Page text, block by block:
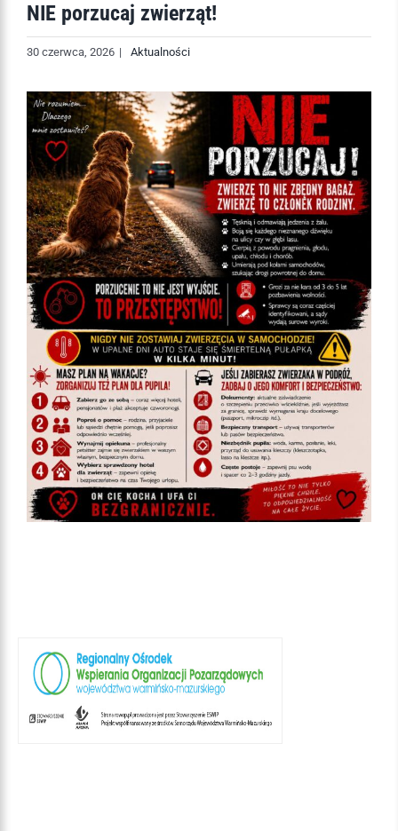
NIE porzucaj zwierząt!
30 czerwca, 2026 | Aktualności